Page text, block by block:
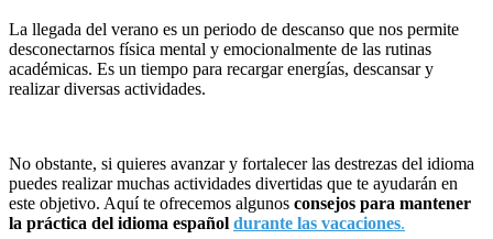
La llegada del verano es un periodo de descanso que nos permite
desconectarnos física mental y emocionalmente de las rutinas
académicas. Es un tiempo para recargar energías, descansar y
realizar diversas actividades.
No obstante, si quieres avanzar y fortalecer las destrezas del idioma
puedes realizar muchas actividades divertidas que te ayudarán en
este objetivo. Aquí te ofrecemos algunos consejos para mantener
la práctica del idioma español durante las vacaciones.